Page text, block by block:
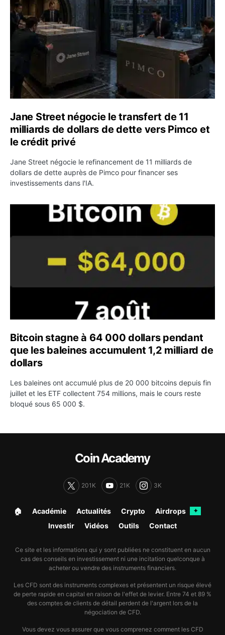
Jane Street négocie le transfert de 11
milliards de dollars de dette vers Pimco et
le crédit privé
Jane Street négocie le refinancement de 11 milliards de
dollars de dette auprès de Pimco pour financer ses
investissements dans l'IA.
Bitcoin stagne à 64 000 dollars pendant que les
Bitcoin stagne à 64 000 dollars pendant
que les baleines accumulent 1,2 milliard de
dollars
Les baleines ont accumulé plus de 20 000 bitcoins depuis fin
juillet et les ETF collectent 754 millions, mais le cours reste
bloqué sous 65 000 $.
Coin Academy
201K 21K 3K
🏠︎ Académie Actualités Crypto Airdrops ✦
Investir Vidéos Outils Contact
Ce site et les informations qui y sont publiées ne constituent en aucun
cas des conseils en investissement ni une incitation quelconque à
acheter ou vendre des instruments financiers.
Les CFD sont des instruments complexes et présentent un risque élevé
de perte rapide en capital en raison de l'effet de levier. Entre 74 et 89 %
des comptes de clients de détail perdent de l'argent lors de la
négociation de CFD.
Vous devez vous assurer que vous comprenez comment les CFD